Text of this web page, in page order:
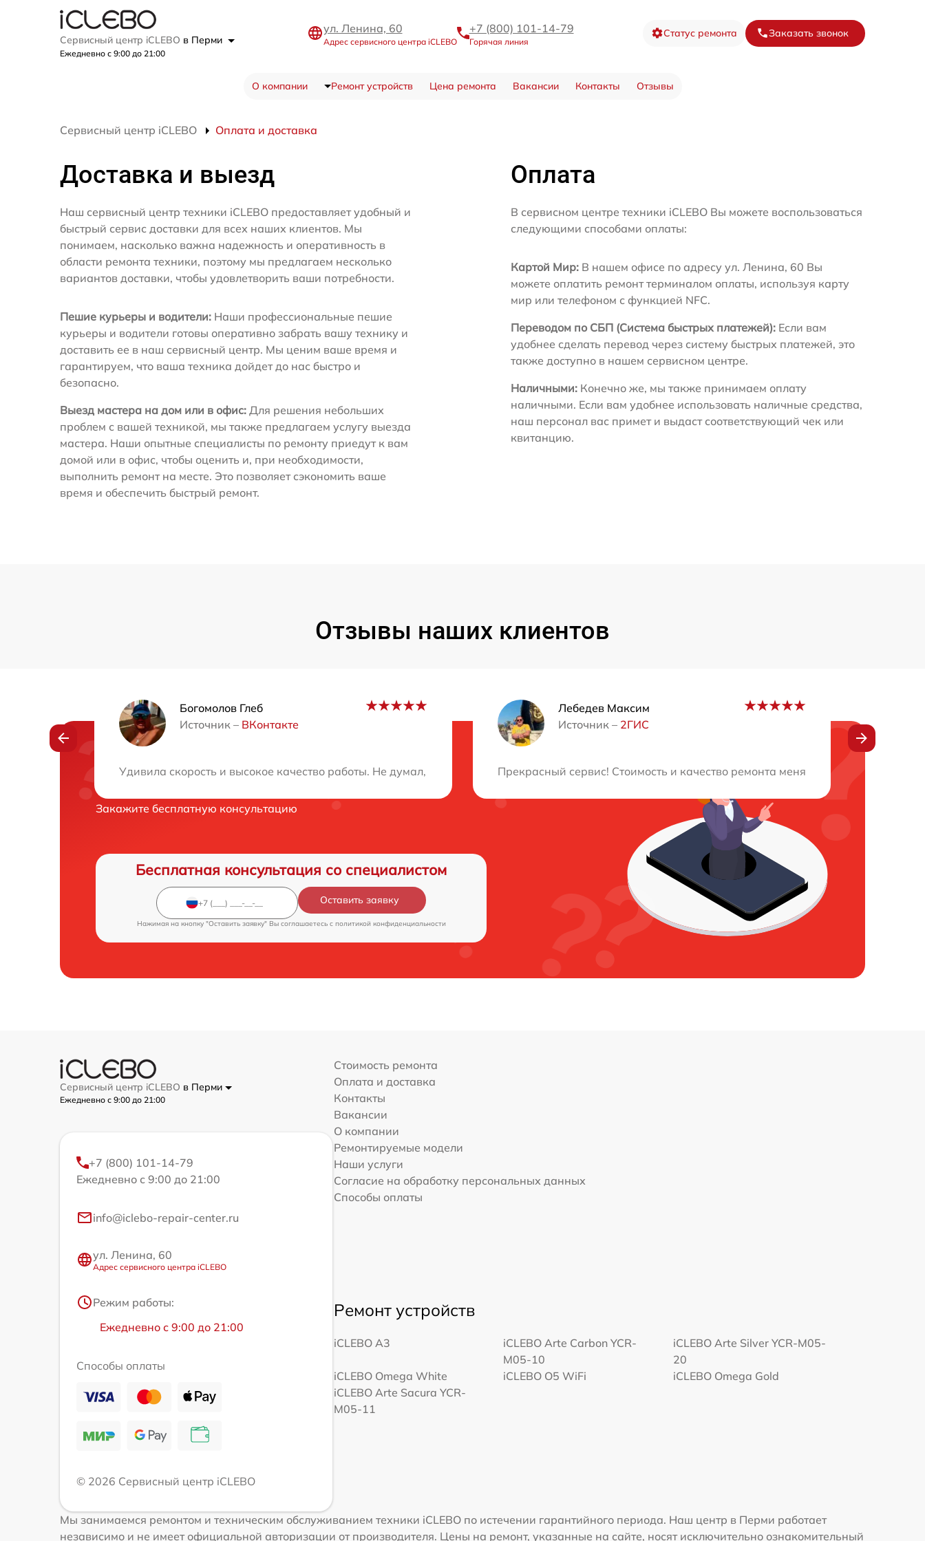
Сервисный центр iCLEBO в Перми
Ежедневно с 9:00 до 21:00
ул. Ленина, 60
Адрес сервисного центра iCLEBO
+7 (800) 101-14-79
Горячая линия
Статус ремонта Заказать звонок
О компании Ремонт устройств Цена ремонта Вакансии Контакты Отзывы
Сервисный центр iCLEBO Оплата и доставка
Доставка и выезд
Наш сервисный центр техники iCLEBO предоставляет удобный и
быстрый сервис доставки для всех наших клиентов. Мы
понимаем, насколько важна надежность и оперативность в
области ремонта техники, поэтому мы предлагаем несколько
вариантов доставки, чтобы удовлетворить ваши потребности.
Пешие курьеры и водители: Наши профессиональные пешие
курьеры и водители готовы оперативно забрать вашу технику и
доставить ее в наш сервисный центр. Мы ценим ваше время и
гарантируем, что ваша техника дойдет до нас быстро и
безопасно.
Выезд мастера на дом или в офис: Для решения небольших
проблем с вашей техникой, мы также предлагаем услугу выезда
мастера. Наши опытные специалисты по ремонту приедут к вам
домой или в офис, чтобы оценить и, при необходимости,
выполнить ремонт на месте. Это позволяет сэкономить ваше
время и обеспечить быстрый ремонт.
Оплата
В сервисном центре техники iCLEBO Вы можете воспользоваться
следующими способами оплаты:
Картой Мир: В нашем офисе по адресу ул. Ленина, 60 Вы
можете оплатить ремонт терминалом оплаты, используя карту
мир или телефоном с функцией NFC.
Переводом по СБП (Система быстрых платежей): Если вам
удобнее сделать перевод через систему быстрых платежей, это
также доступно в нашем сервисном центре.
Наличными: Конечно же, мы также принимаем оплату
наличными. Если вам удобнее использовать наличные средства,
наш персонал вас примет и выдаст соответствующий чек или
квитанцию.
Отзывы наших клиентов
Богомолов Глеб
Источник – ВКонтакте
Удивила скорость и высокое качество работы. Не думал, что проблему можно решить так оперативно. Техника снова в порядке. Великолепное
Лебедев Максим
Источник – 2ГИС
Прекрасный сервис! Стоимость и качество ремонта меня устроили.
Нужна консультация?
Закажите бесплатную консультацию
Бесплатная консультация со специалистом
Оставить заявку
Нажимая на кнопку "Оставить заявку" Вы соглашаетесь c политикой конфиденциальности
Сервисный центр iCLEBO в Перми
Ежедневно с 9:00 до 21:00
+7 (800) 101-14-79
Ежедневно с 9:00 до 21:00
info@iclebo-repair-center.ru
ул. Ленина, 60
Адрес сервисного центра iCLEBO
Режим работы:
Ежедневно с 9:00 до 21:00
Способы оплаты
© 2026 Сервисный центр iCLEBO
Стоимость ремонта
Оплата и доставка
Контакты
Вакансии
О компании
Ремонтируемые модели
Наши услуги
Согласие на обработку персональных данных
Способы оплаты
Ремонт устройств
iCLEBO A3
iCLEBO Arte Carbon YCR-
M05-10
iCLEBO Arte Silver YCR-M05-
20
iCLEBO Omega White
iCLEBO O5 WiFi
iCLEBO Omega Gold
iCLEBO Arte Sacura YCR-
M05-11
Мы занимаемся ремонтом и техническим обслуживанием техники iCLEBO по истечении гарантийного периода. Наш центр в Перми работает
независимо и не имеет официальной авторизации от производителя. Цены на ремонт, указанные на сайте, носят исключительно ознакомительный